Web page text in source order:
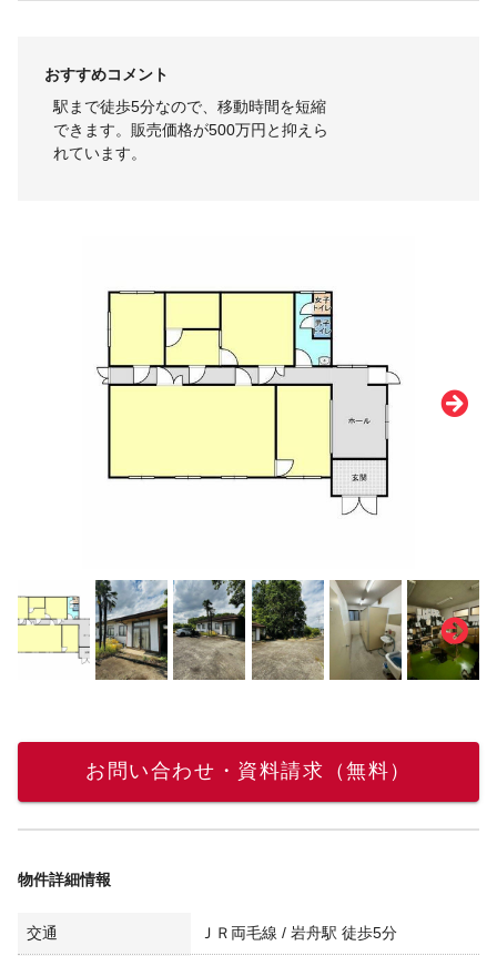
おすすめコメント
駅まで徒歩5分なので、移動時間を短縮
できます。販売価格が500万円と抑えら
れています。
お問い合わせ・資料請求（無料）
物件詳細情報
交通 ＪＲ両毛線 / 岩舟駅 徒歩5分